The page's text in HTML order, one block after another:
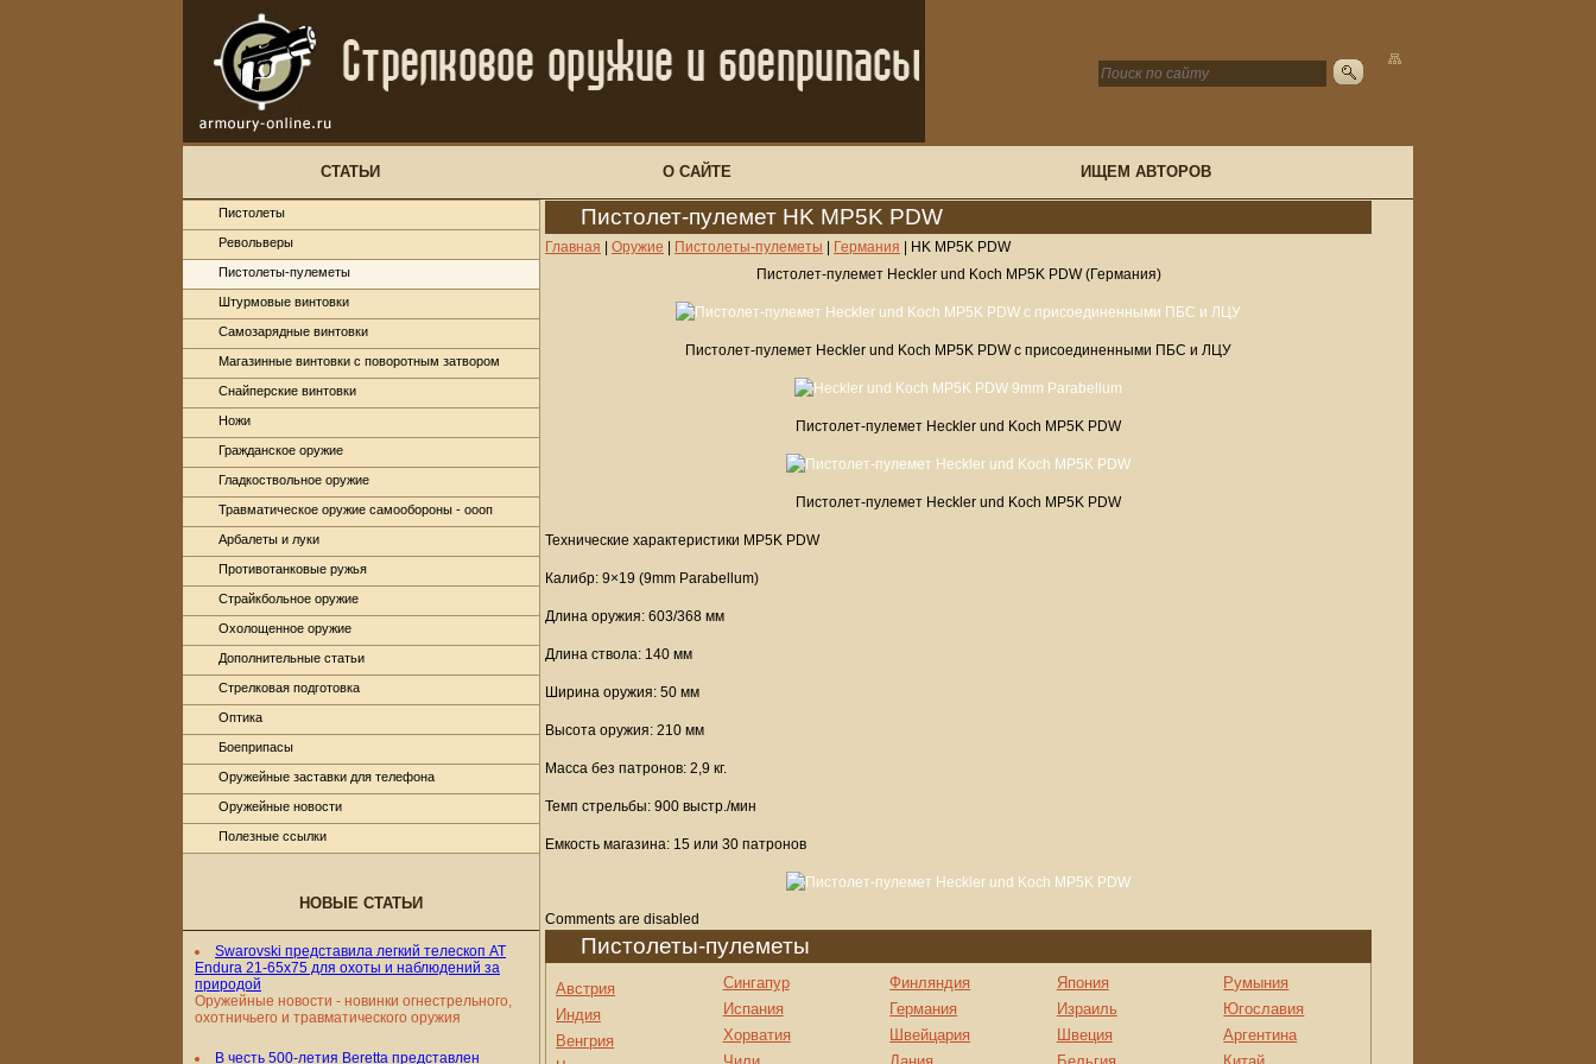
СТАТЬИ О САЙТЕ ИЩЕМ АВТОРОВ
Пистолет-пулемет HK MP5K PDW
Главная Оружие Пистолеты-пулеметы Германия
HK MP5K PDW
Пистолет-пулемет Heckler und Koch MP5K PDW (Германия)
Пистолет-пулемет Heckler und Koch MP5K PDW с присоединенными ПБС и ЛЦУ
Пистолет-пулемет Heckler und Koch MP5K PDW
Пистолет-пулемет Heckler und Koch MP5K PDW
Технические характеристики MP5K PDW
Калибр: 9×19 (9mm Parabellum)
Длина оружия: 603/368 мм
Длина ствола: 140 мм
Ширина оружия: 50 мм
Высота оружия: 210 мм
Масса без патронов: 2,9 кг.
Темп стрельбы: 900 выстр./мин
Емкость магазина: 15 или 30 патронов
Comments are disabled
Пистолеты-пулеметы
Австрия
Индия
Венгрия
Сингапур
Испания
Хорватия
Финляндия
Германия
Швейцария
Япония
Израиль
Швеция
Румыния
Югославия
Аргентина
Пистолеты
Револьверы
Пистолеты-пулеметы
Штурмовые винтовки
Самозарядные винтовки
Магазинные винтовки с поворотным затвором
Снайперские винтовки
Ножи
Гражданское оружие
Гладкоствольное оружие
Травматическое оружие самообороны - оооп
Арбалеты и луки
Противотанковые ружья
Страйкбольное оружие
Охолощенное оружие
Дополнительные статьи
Стрелковая подготовка
Оптика
Боеприпасы
Оружейные заставки для телефона
Оружейные новости
Полезные ссылки
НОВЫЕ СТАТЬИ
Swarovski представила легкий телескоп AT
Endura 21-65x75 для охоты и наблюдений за
природой
Оружейные новости - новинки огнестрельного,
охотничьего и травматического оружия
В честь 500-летия Beretta представлен